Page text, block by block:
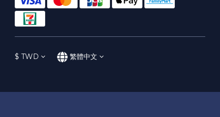
$ TWD 繁體中文